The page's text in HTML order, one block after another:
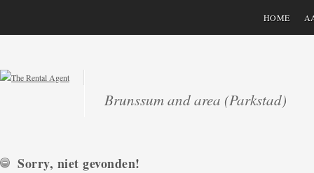
Brunssum and area (Parkstad)
HOME
Sorry, niet gevonden!